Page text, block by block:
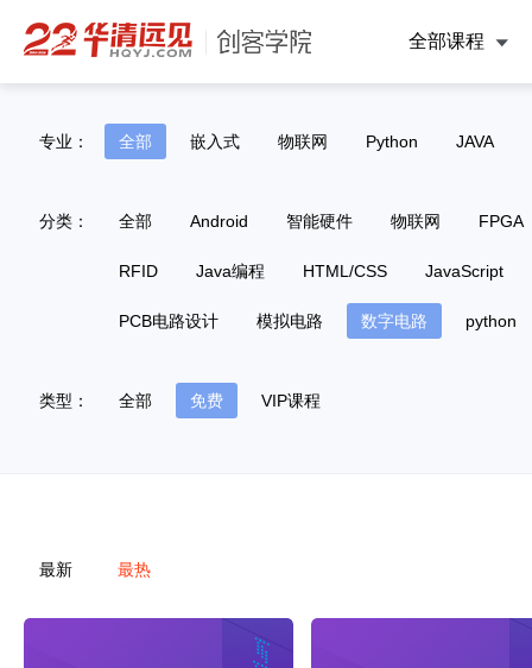
全部课程
专业： 全部 嵌入式 物联网 Python JAVA
分类： 全部 Android 智能硬件 物联网 FPGA
RFID Java编程 HTML/CSS JavaScript
PCB电路设计 模拟电路 数字电路 python
类型： 全部 免费 VIP课程
最新 最热